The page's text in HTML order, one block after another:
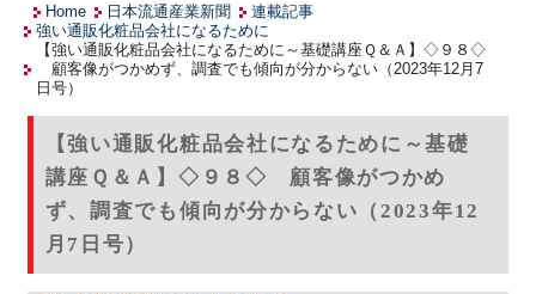
Home 日本流通産業新聞
連載記事
強い通販化粧品会社になるために
【強い通販化粧品会社になるために～基礎講座Ｑ＆Ａ】◇９８◇
顧客像がつかめず、調査でも傾向が分からない（2023年12月7
日号）
【強い通販化粧品会社になるために～基礎
講座Ｑ＆Ａ】◇９８◇ 顧客像がつかめ
ず、調査でも傾向が分からない（2023年12
月7日号）